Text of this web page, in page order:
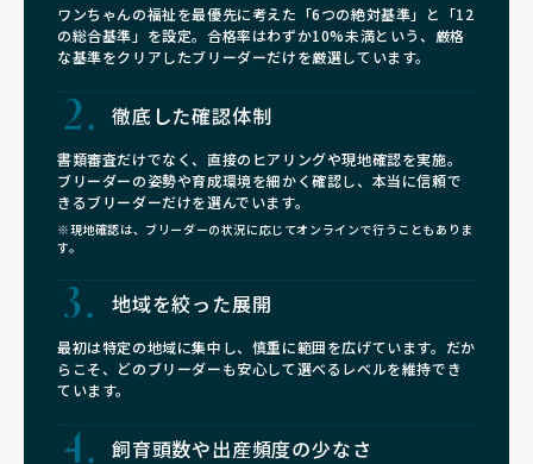
ワンちゃんの福祉を最優先に考えた「6つの絶対基準」と「12
の総合基準」を設定。合格率はわずか10%未満という、厳格
な基準をクリアしたブリーダーだけを厳選しています。
徹底した確認体制
書類審査だけでなく、直接のヒアリングや現地確認を実施。
ブリーダーの姿勢や育成環境を細かく確認し、本当に信頼で
きるブリーダーだけを選んでいます。
※現地確認は、ブリーダーの状況に応じてオンラインで行うこともありま
す。
地域を絞った展開
最初は特定の地域に集中し、慎重に範囲を広げています。だか
らこそ、どのブリーダーも安心して選べるレベルを維持でき
ています。
飼育頭数や出産頻度の少なさ